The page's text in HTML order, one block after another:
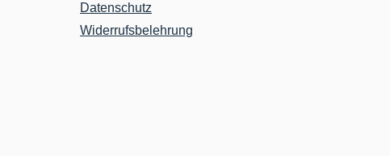
Datenschutz
Widerrufsbelehrung